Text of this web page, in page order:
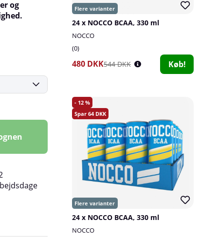
og
24 x NOCCO BCAA, 330 ml
NOCCO
0
480 DKK544 DKK Køb!
12
64
24 x NOCCO BCAA, 330 ml
NOCCO